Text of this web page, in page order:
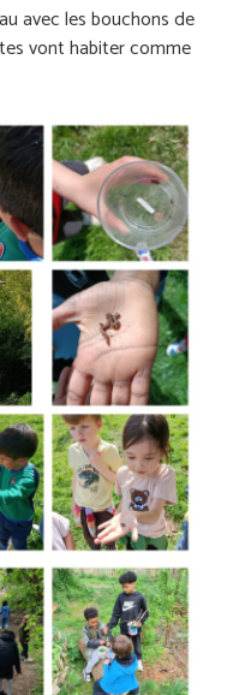
avec les bouchons de
vont habiter comme